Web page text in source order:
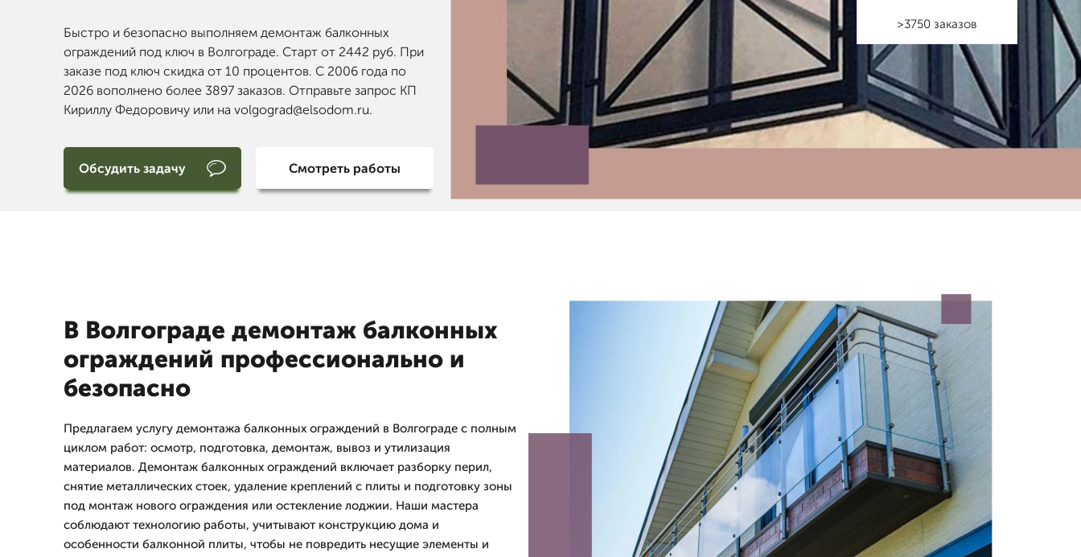
Быстро и безопасно выполняем демонтаж балконных
ограждений под ключ в Волгограде. Старт от 2442 руб. При
заказе под ключ скидка от 10 процентов. С 2006 года по
2026 вополнено более 3897 заказов. Отправьте запрос КП
Кириллу Федоровичу или на volgograd@elsodom.ru.
Обсудить задачу Смотреть работы
>3750 заказов
В Волгограде демонтаж балконных
ограждений профессионально и
безопасно
Предлагаем услугу демонтажа балконных ограждений в Волгограде с полным
циклом работ: осмотр, подготовка, демонтаж, вывоз и утилизация
материалов. Демонтаж балконных ограждений включает разборку перил,
снятие металлических стоек, удаление креплений с плиты и подготовку зоны
под монтаж нового ограждения или остекление лоджии. Наши мастера
соблюдают технологию работы, учитывают конструкцию дома и
особенности балконной плиты, чтобы не повредить несущие элементы и